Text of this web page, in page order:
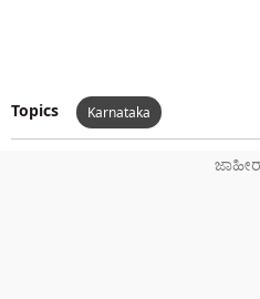
Topics Karnataka